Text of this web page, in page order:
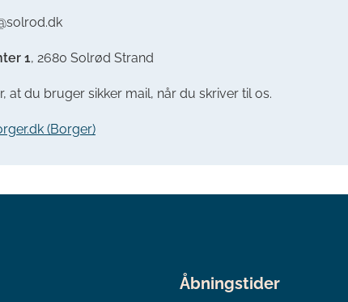
1, 2680 Solrød Strand
at du bruger sikker mail, når du skriver til os.
(Borger)
Åbningstider